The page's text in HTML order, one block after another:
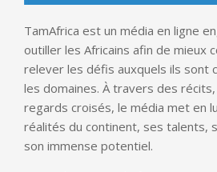
TamAfrica est un média en ligne
outiller les Africains afin de mieux
relever les défis auxquels ils sont
les domaines. À travers des
regards croisés, le média met en
réalités du continent, ses talents,
son immense potentiel.